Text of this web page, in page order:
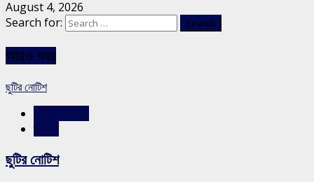
August 4, 2026
Search for:
আরও খবর
ছুটির নোটিশ
ছুটির নোটিশ